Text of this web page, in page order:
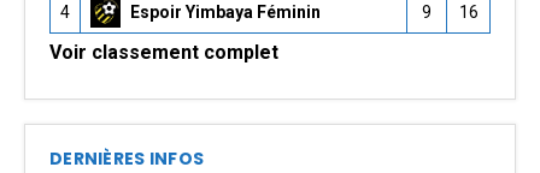
4 Espoir Yimbaya Féminin 9 16
Voir classement complet
DERNIÈRES INFOS